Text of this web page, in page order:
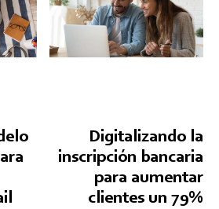
Digitalizando la
inscripción bancaria
para aumentar
clientes un 79%